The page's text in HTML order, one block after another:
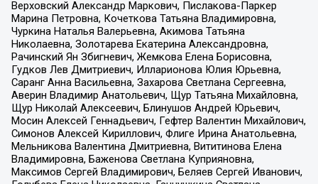
Верховский Александр Маркович, Пислакова-Паркер
Марина Петровна, Кочеткова Татьяна Владимировна,
Чуркина Наталья Валерьевна, Акимова Татьяна
Николаевна, Золотарева Екатерина Александровна,
Рачинский Ян Збигневич, Жемкова Елена Борисовна,
Гудков Лев Дмитриевич, Илларионова Юлия Юрьевна,
Саранг Анна Васильевна, Захарова Светлана Сергеевна,
Аверин Владимир Анатольевич, Щур Татьяна Михайловна,
Щур Николай Алексеевич, Блинушов Андрей Юрьевич,
Мосин Алексей Геннадьевич, Гефтер Валентин Михайлович,
Симонов Алексей Кириллович, Флиге Ирина Анатольевна,
Мельникова Валентина Дмитриевна, Вититинова Елена
Владимировна, Баженова Светлана Куприяновна,
Максимов Сергей Владимирович, Беляев Сергей Иванович,